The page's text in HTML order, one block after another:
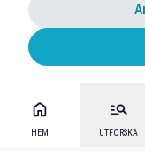
HEM UTFORSKA